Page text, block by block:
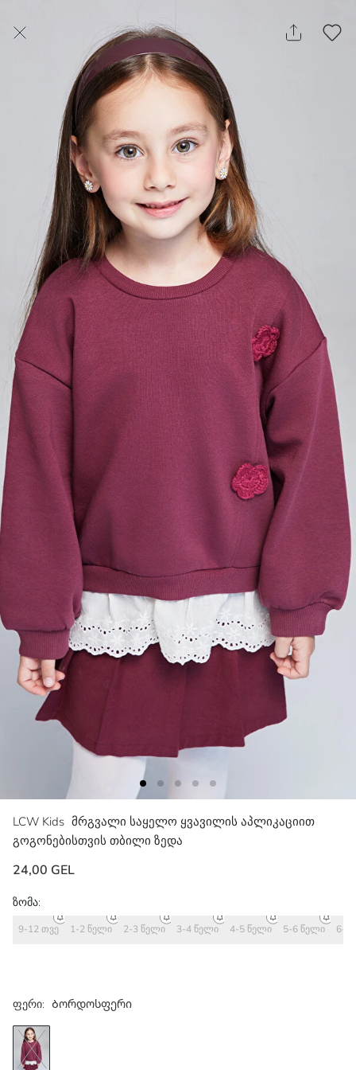
LCW Kids მრგვალი საყელო ყვავილის აპლიკაციით
გოგონებისთვის თბილი ზედა
24,00 GEL
ფერი: Ბორდოსფერი
ზომა:
9-12 თვე 1-2 წელი 2-3 წელი 3-4 წელი 4-5 წელი 5-6 წელი 6-7